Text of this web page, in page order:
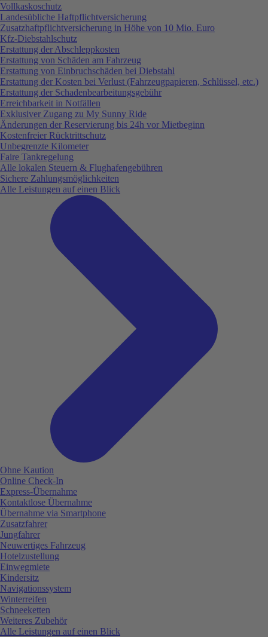
Vollkaskoschutz
Landesübliche Haftpflichtversicherung
Zusatzhaftpflichtversicherung in Höhe von 10 Mio. Euro
Kfz-Diebstahlschutz
Erstattung der Abschleppkosten
Erstattung von Schäden am Fahrzeug
Erstattung von Einbruchschäden bei Diebstahl
Erstattung der Kosten bei Verlust (Fahrzeugpapieren, Schlüssel, etc.)
Erstattung der Schadenbearbeitungsgebühr
Erreichbarkeit in Notfällen
Exklusiver Zugang zu My Sunny Ride
Änderungen der Reservierung bis 24h vor Mietbeginn
Kostenfreier Rücktrittschutz
Unbegrenzte Kilometer
Faire Tankregelung
Alle lokalen Steuern & Flughafengebühren
Sichere Zahlungsmöglichkeiten
Alle Leistungen auf einen Blick
Ohne Kaution
Online Check-In
Express-Übernahme
Kontaktlose Übernahme
Übernahme via Smartphone
Zusatzfahrer
Jungfahrer
Neuwertiges Fahrzeug
Hotelzustellung
Einwegmiete
Kindersitz
Navigationssystem
Winterreifen
Schneeketten
Weiteres Zubehör
Alle Leistungen auf einen Blick